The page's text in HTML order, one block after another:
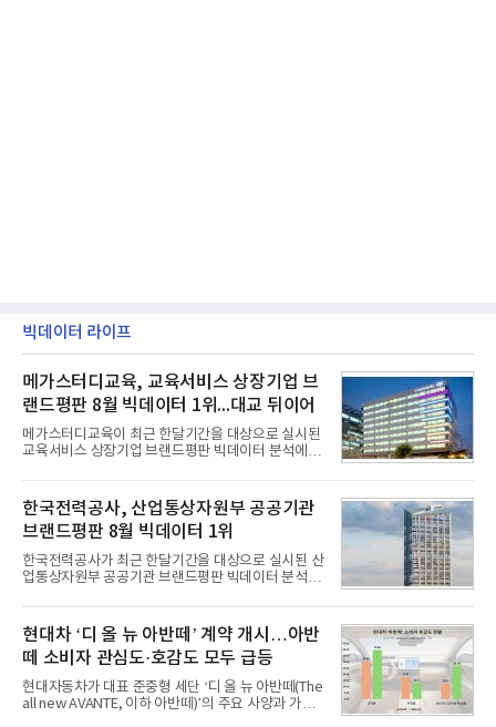
빅데이터 라이프
메가스터디교육, 교육서비스 상장기업 브
랜드평판 8월 빅데이터 1위...대교 뒤이어
메가스터디교육이 최근 한달기간을 대상으로 실시된
교육서비스 상장기업 브랜드평판 빅데이터 분석에서
일 한국기업평판연구소(소장 구창환)는 국내 교육서
비스 상장기업 브랜드를 대상으로 지난 7월 7일부터
8월 7일까지 수집된 소비자 빅데이터 10,074,233건
을 분석한 결과, 메가스터디교육이 브랜드평판지수
1,710,926을 기록하며 8월 1위에 올랐다고 밝혔다.
분석에 활용된 빅데이터는 지난 7월(9,491,206건) 대
비 6.14% 증가한 수치로, 교육서비스 상장기업 브랜
디교육, 대교, 디지
한국전력공사, 산업통상자원부 공공기관
브랜드평판 8월 빅데이터 1위
한국전력공사가 최근 한달기간을 대상으로 실시된 산
업통상자원부 공공기관 브랜드평판 빅데이터 분석에
이 순으로 뒤를 이었다.7일 한국기업평판연구소(소장
구창환)는 산업통상자원부 공공기관 41개 브랜드를
대상으로 지난 7월 7일부터 8월 7일까지 수집된 소비
자 빅데이터 91,102,549건을 분석한 결과, 한국전력
공사가 브랜드평판지수 10,670,633을 기록하며 8월
1위에 올랐다고 밝혔다. 분석에 활용된 빅데이터는 지
난 7월(88,893,823건) 대비 2.48% 증가한 수치다.연
현대차 ‘디 올 뉴 아반떼’ 계약 개시…아반
떼 소비자 관심도·호감도 모두 급등
현대자동차가 대표 준중형 세단 ‘디 올 뉴 아반떼(The
all new AVANTE, 이하 아반떼)’의 주요 사양과 가격